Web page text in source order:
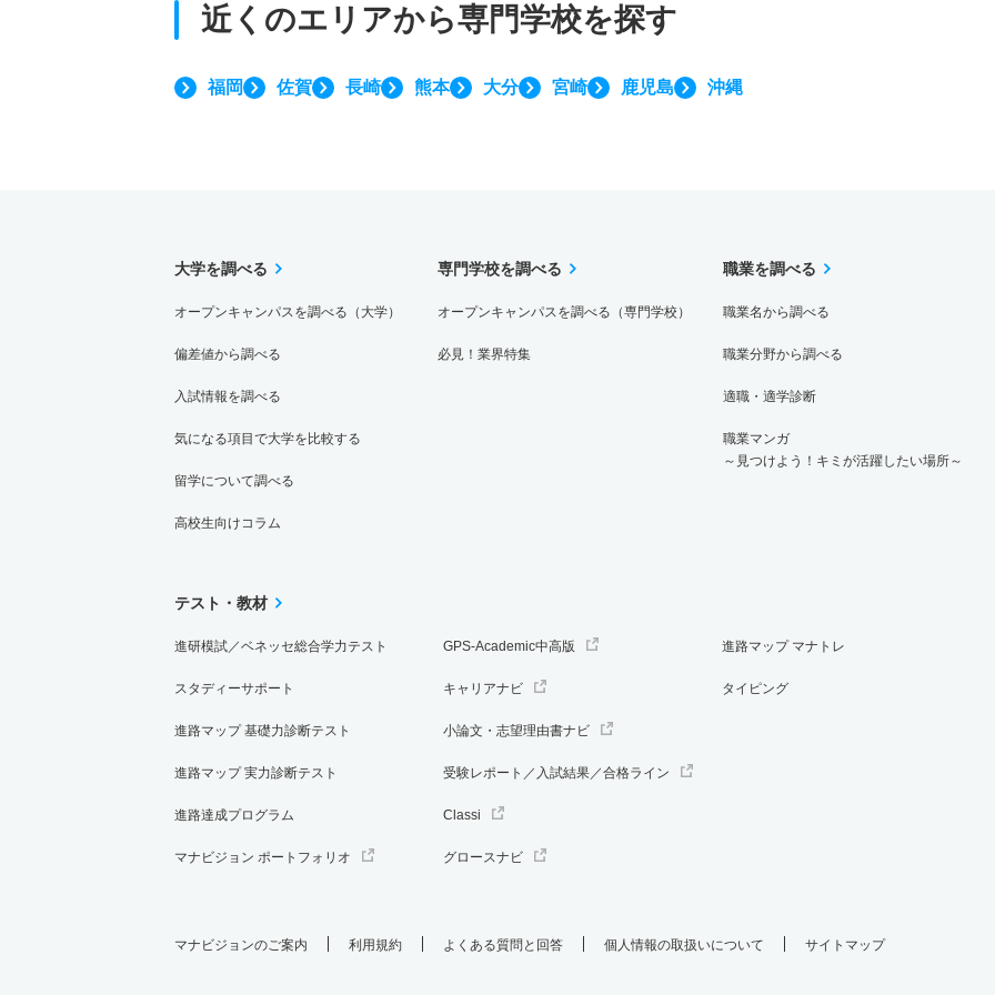
近くのエリアから専門学校を探す
福岡 佐賀 長崎 熊本 大分 宮崎 鹿児島 沖縄
大学を調べる
オープンキャンパスを調べる（大学）
偏差値から調べる
入試情報を調べる
気になる項目で大学を比較する
留学について調べる
高校生向けコラム
専門学校を調べる
オープンキャンパスを調べる（専門学校）
必見！業界特集
職業を調べる
職業名から調べる
職業分野から調べる
適職・適学診断
職業マンガ
～見つけよう！キミが活躍したい場所～
テスト・教材
進研模試／ベネッセ総合学力テスト
スタディーサポート
進路マップ 基礎力診断テスト
進路マップ 実力診断テスト
進路達成プログラム
マナビジョン ポートフォリオ
GPS-Academic中高版
キャリアナビ
小論文・志望理由書ナビ
受験レポート／入試結果／合格ライン
Classi
グロースナビ
進路マップ マナトレ
タイピング
マナビジョンのご案内 利用規約 よくある質問と回答 個人情報の取扱いについて サイトマップ